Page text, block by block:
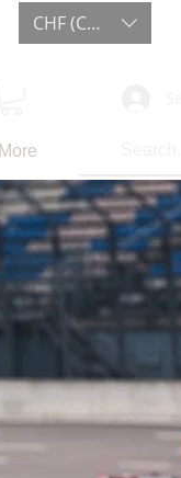
CHF (CHF)
More